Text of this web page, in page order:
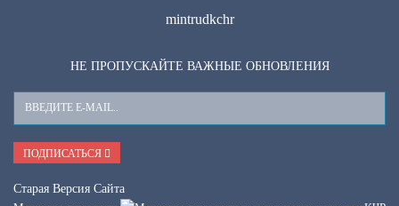
mintrudkchr
НЕ ПРОПУСКАЙТЕ ВАЖНЫЕ ОБНОВЛЕНИЯ
Ваш
E-
Mail
ПОДПИСАТЬСЯ
Старая Версия Сайта